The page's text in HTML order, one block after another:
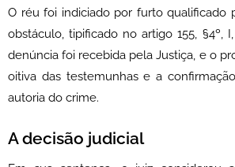
O réu foi indiciado por furto qualificado
obstáculo, tipificado no artigo 155, §4º,
denúncia foi recebida pela Justiça, e o
oitiva das testemunhas e a
autoria do crime.
A decisão judicial